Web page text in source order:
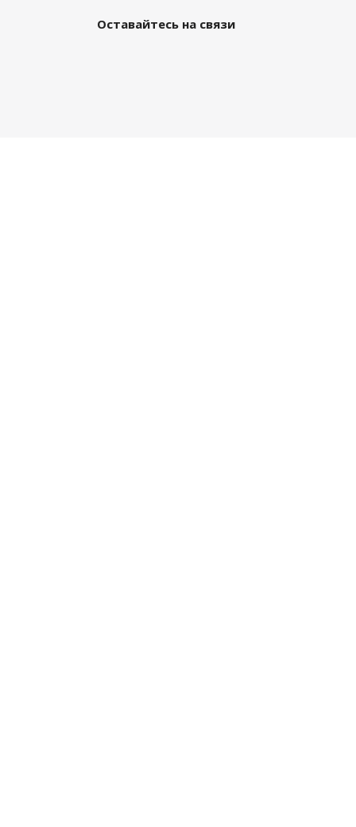
Оставайтесь на связи